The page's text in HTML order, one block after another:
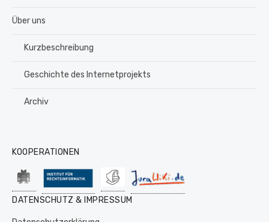
Über uns
Kurzbeschreibung
Geschichte des Internetprojekts
Archiv
KOOPERATIONEN
DATENSCHUTZ & IMPRESSUM